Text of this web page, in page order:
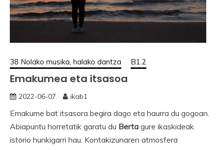
38 Nolako musika, halako dantza B1.2
Emakumea eta itsasoa
2022-06-07 ikab1
Emakume bat itsasora begira dago eta haurra du gogoan.
Abiapuntu horretatik garatu du Berta gure ikaskideak
istorio hunkigarri hau. Kontakizunaren atmosfera